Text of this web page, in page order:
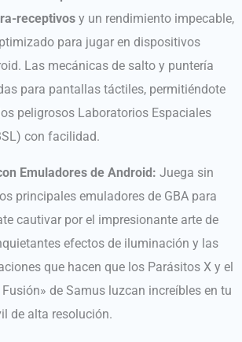
receptivos y un rendimiento impecable,
para jugar en dispositivos
Las mecánicas de salto y puntería
para pantallas táctiles, permitiéndote
peligrosos Laboratorios Espaciales
con facilidad.
Emuladores de Android: Juega sin
principales emuladores de GBA para
cautivar por el impresionante arte de
efectos de iluminación y las
que hacen que los Parásitos X y el
Fusión» de Samus luzcan increíbles en tu
de alta resolución.